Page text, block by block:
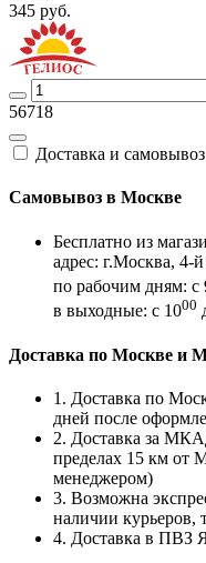
345 руб.
56718
Доставка и самовывоз
Самовывоз в Москве
Бесплатно из
адрес: г.Москва, 4-
по рабочим дням: с
в выходные: с 1000
Доставка по Москве и
1. Доставка по
дней после
2. Доставка за
пределах 15 км от
менеджером)
3. Возможна
наличии курьеров,
4. Доставка в ПВЗ